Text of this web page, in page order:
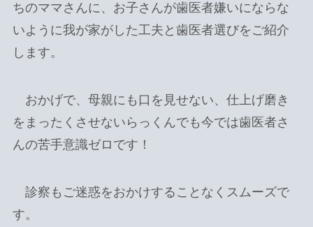
ちのママさんに、お子さんが歯医者嫌いにならな
いように我が家がした工夫と歯医者選びをご紹介
します。
おかげで、母親にも口を見せない、仕上げ磨き
をまったくさせないらっくんでも今では歯医者さ
んの苦手意識ゼロです！
診察もご迷惑をおかけすることなくスムーズで
す。